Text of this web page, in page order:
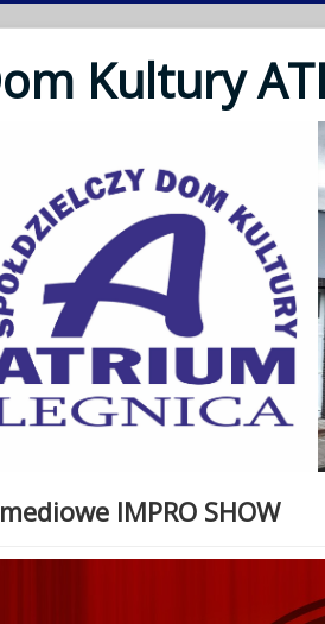
Kultury
IMPRO SHOW